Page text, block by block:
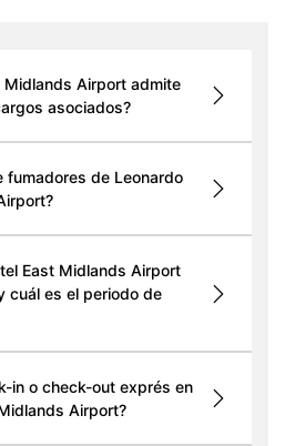
Midlands Airport admite
asociados?
fumadores de Leonardo
East Midlands Airport
cuál es el periodo de
in o check-out exprés en
Airport?